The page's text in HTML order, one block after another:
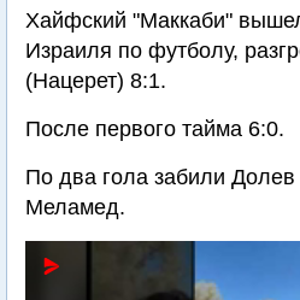
Хайфский "Маккаби"
Израиля по футболу,
(Нацерет) 8:1.
После первого тайма 6:0.
По два гола забили Долев
Меламед.